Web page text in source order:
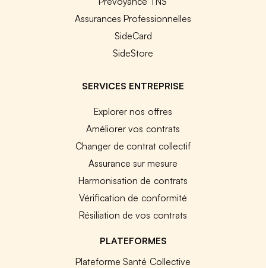
Assurances Professionnelles
SideCard
SideStore
SERVICES ENTREPRISE
Explorer nos offres
Améliorer vos contrats
Changer de contrat collectif
Assurance sur mesure
Harmonisation de contrats
Vérification de conformité
Résiliation de vos contrats
PLATEFORMES
Plateforme Santé Collective